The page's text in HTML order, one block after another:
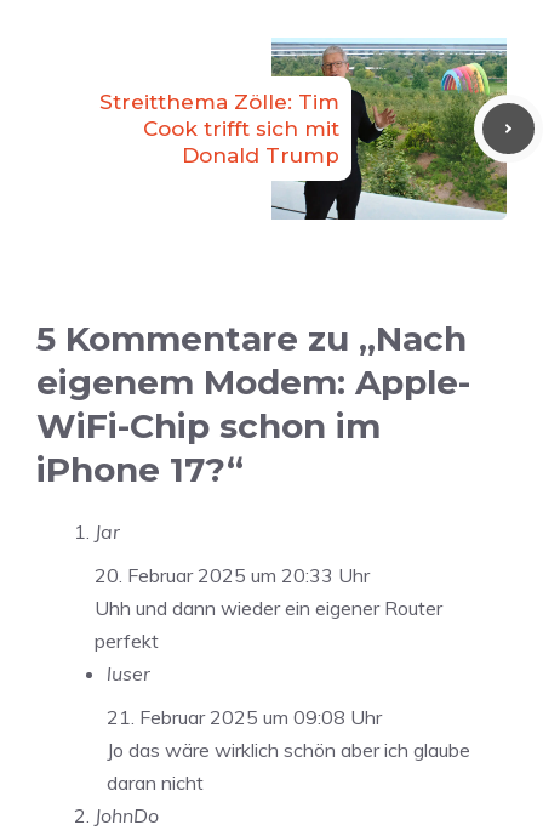
Streitthema Zölle: Tim
Cook trifft sich mit
Donald Trump
5 Kommentare zu „Nach
eigenem Modem: Apple-
WiFi-Chip schon im
iPhone 17?“
Jar
20. Februar 2025 um 20:33 Uhr
Uhh und dann wieder ein eigener Router
perfekt
luser
21. Februar 2025 um 09:08 Uhr
Jo das wäre wirklich schön aber ich glaube
daran nicht
JohnDo